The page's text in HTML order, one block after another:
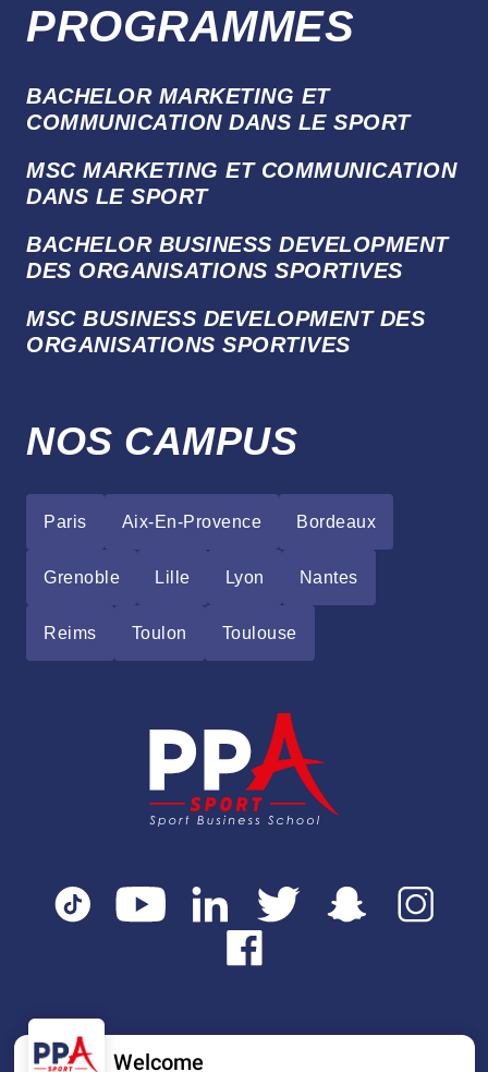
PROGRAMMES
BACHELOR MARKETING ET
COMMUNICATION DANS LE SPORT
MSC MARKETING ET COMMUNICATION
DANS LE SPORT
BACHELOR BUSINESS DEVELOPMENT
DES ORGANISATIONS SPORTIVES
MSC BUSINESS DEVELOPMENT DES
ORGANISATIONS SPORTIVES
NOS CAMPUS
Paris Aix-En-Provence Bordeaux
Grenoble Lille Lyon Nantes
Reims Toulon Toulouse
Mentions légales
Welcome